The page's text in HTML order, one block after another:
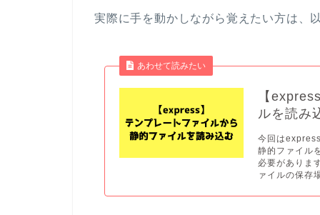
実際に手を動かしながら覚えたい方は、
あわせて読みたい
【
ルを読み
今回は
静的ファイル
必要がありま
ァイルの保存